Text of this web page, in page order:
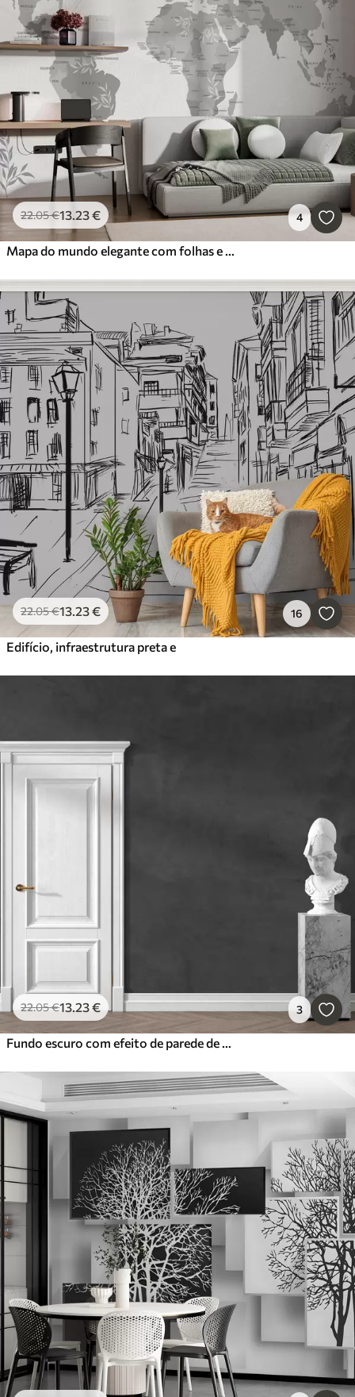
22.05€13.23€ 4
Mapa do mundo elegante com folhas e plantas cor cinza
22.05€13.23€ 16
Edifício, infraestrutura preta e
22.05€13.23€ 3
Fundo escuro com efeito de parede de betão